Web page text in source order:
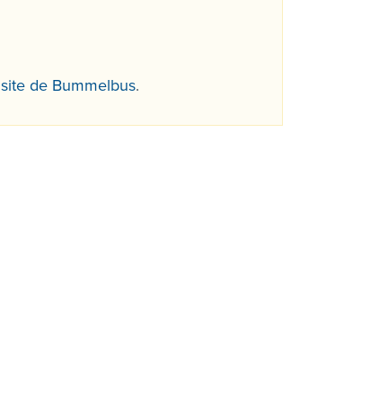
site de Bummelbus.